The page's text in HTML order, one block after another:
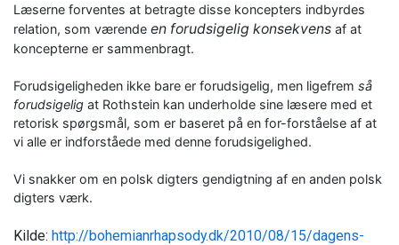
Læserne forventes at betragte disse koncepters indbyrdes
relation, som værende en forudsigelig konsekvens af at
koncepterne er sammenbragt.
Forudsigeligheden ikke bare er forudsigelig, men ligefrem så
forudsigelig at Rothstein kan underholde sine læsere med et
retorisk spørgsmål, som er baseret på en for-forståelse af at
vi alle er indforståede med denne forudsigelighed.
Vi snakker om en polsk digters gendigtning af en anden polsk
digters værk.
Kilde: http://bohemianrhapsody.dk/2010/08/15/dagens-